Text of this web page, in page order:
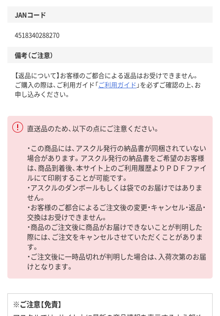
JANコード
4518340288270
備考（ご注意）
【返品について】お客様のご都合による返品はお受けできません。
ご購入の際は、ご利用ガイド「ご利用ガイド 」を必ずご確認の上、お
申し込みください。
直送品のため、以下の点にご注意ください。
・この商品には、アスクル発行の納品書が同梱されていない
場合があります。アスクル発行の納品書をご希望のお客様
は、商品到着後、本サイト上のご利用履歴よりＰＤＦファイ
ルにて印刷することが可能です。
・アスクルのダンボールもしくは袋でのお届けではありま
せん。
・お客様のご都合によるご注文後の変更・キャンセル・返品・
交換はお受けできません。
・商品のご注文後に商品がお届けできないことが判明した
際には、ご注文をキャンセルさせていただくことがありま
す。
・ご注文後に一時品切れが判明した場合は、入荷次第のお届
けとなります。
※ご注意【免責】